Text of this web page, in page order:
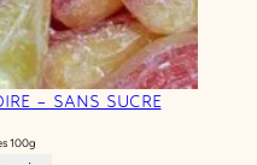
– SANS SUCRE
100g